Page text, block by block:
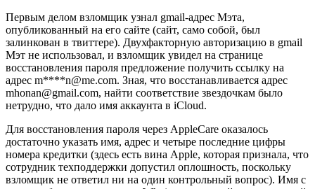
Первым делом взломщик узнал gmail-адрес Мэта,
опубликованный на его сайте (сайт, само собой, был
залинкован в твиттере). Двухфакторную авторизацию в gmail
Мэт не использовал, и взломщик увидел на странице
восстановления пароля предложение получить ссылку на
адрес m****n@me.com. Зная, что восстанавливается адрес
mhonan@gmail.com, найти соответствие звездочкам было
нетрудно, что дало имя аккаунта в iCloud.
Для восстановления пароля через AppleCare оказалось
достаточно указать имя, адрес и четыре последние цифры
номера кредитки (здесь есть вина Apple, которая признала, что
сотрудник техподдержки допустил оплошность, поскольку
взломщик не ответил ни на один контрольный вопрос). Имя с